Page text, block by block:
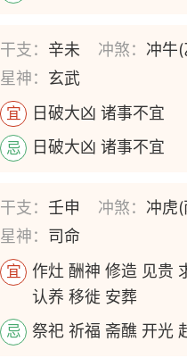
干支： 辛未 冲煞： 冲牛
星神： 玄武
宜 日破大凶 诸事不宜
忌 日破大凶 诸事不宜
干支： 壬申 冲煞： 冲虎
星神： 司命
宜
作灶 酬神 修造 见贵
认养 移徙 安葬
忌 祭祀 祈福 斋醮 开光